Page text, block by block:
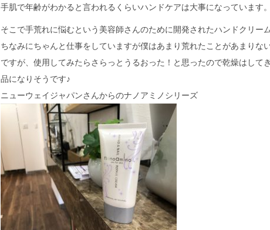
手肌で年齢がわかると言われるくらいハンドケアは大事になっています。
そこで手荒れに悩むという美容師さんのために開発されたハンドクリー
ちなみにちゃんと仕事をしていますが僕はあまり荒れたことがあまりな
ですが、使用してみたらさらっとうるおった！と思ったので乾燥はして
品になりそうです♪
ニューウェイジャパンさんからのナノアミノシリーズ